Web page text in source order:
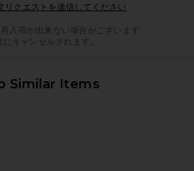
リクエストを送信してください
入荷が出来ない場合がございます
にキャンセルされます。
Similar Items